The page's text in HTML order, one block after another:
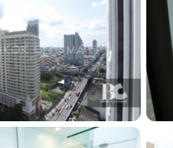
เพิ่มยูนิตเปรียบเทียบ
รายการที่ 3
เปรียบ
ลบทั้ง